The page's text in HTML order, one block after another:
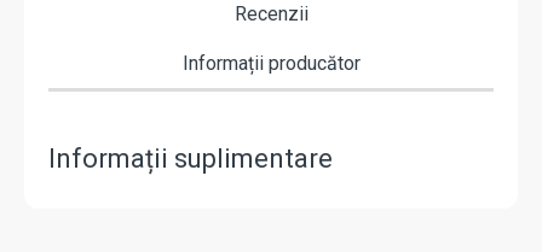
Recenzii
Informații producător
Informații suplimentare